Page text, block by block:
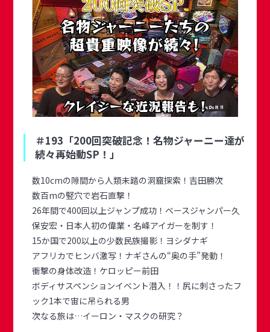
＃193「200回突破記念！名物ジャーニー達が
続々再始動SP！」
数10cmの隙間から人類未踏の洞窟探索！吉田勝次
数百mの竪穴で岩石直撃！
26年間で400回以上ジャンプ成功！ベースジャンパー久
保安宏・日本人初の偉業・名峰アイガーを制す！
15か国で200以上の少数民族撮影！ヨシダナギ
アフリカでヒンバ激写！ナギさんの“奥の手”発動！
衝撃の身体改造！ケロッピー前田
ボディサスペンションイベント潜入！！尻に刺さったフ
ック1本で宙に吊られる男
次なる旅は…イーロン・マスクの研究？